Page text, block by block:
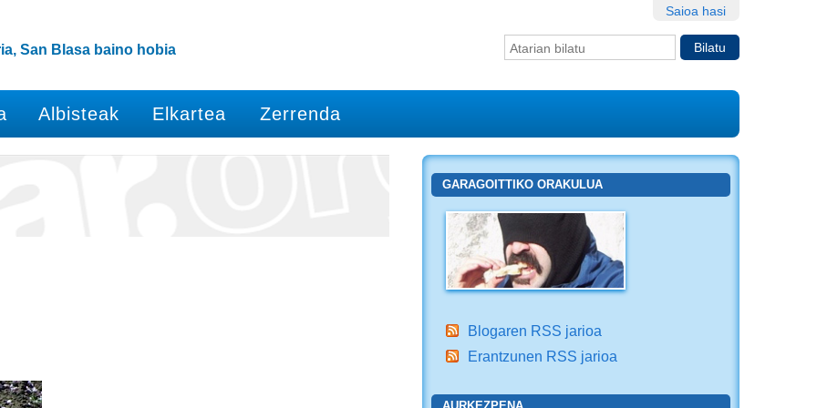
Saioa hasi
Bilatu atarian
San Blasa baino hobia
Albisteak Elkartea Zerrenda
GARAGOITTIKO ORAKULUA
Blogaren RSS jarioa
Erantzunen RSS jarioa